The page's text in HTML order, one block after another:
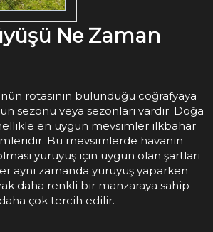
Ne Zaman
rotasının bulunduğu coğrafyaya
sezonu veya sezonları vardır. Doğa
en uygun mevsimler ilkbahar
Bu mevsimlerde havanın
yürüyüş için uygun olan şartları
aynı zamanda yürüyüş yaparken
daha renkli bir manzaraya sahip
çok tercih edilir.